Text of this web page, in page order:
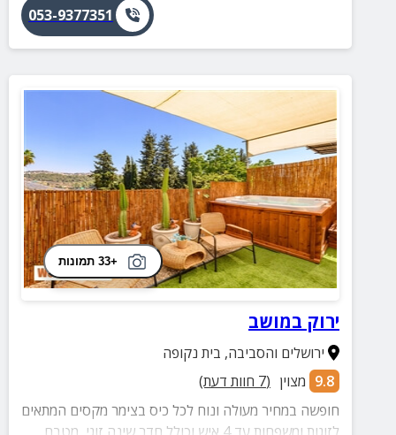
053-9377351
+33 תמונות
ירוק במושב
ירושלים והסביבה, בית נקופה
9.8 מצוין (
7 חוות דעת)
חופשה במחיר מעולה ונוח לכל כיס בצימר מקסים המתאים